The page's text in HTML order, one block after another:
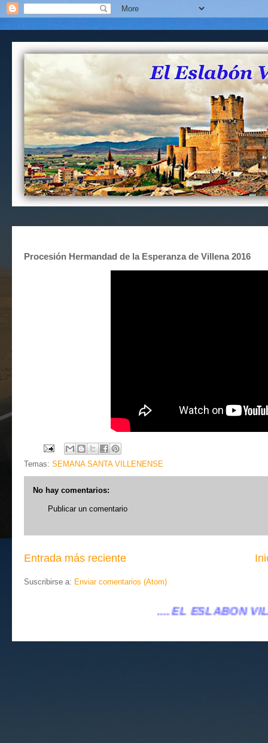
Procesión Hermandad de la Esperanza de Villena 2016
Temas: SEMANA SANTA VILLENENSE
No hay comentarios:
Publicar un comentario
Entrada más reciente
Suscribirse a: Enviar comentarios (Atom)
.... EL ESLABÓN VILLENA ...